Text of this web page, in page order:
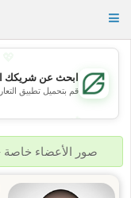
Toggle
💕
ابحث عن شريكك
قم بتحميل تطبيق
صور الأعضاء خاصة